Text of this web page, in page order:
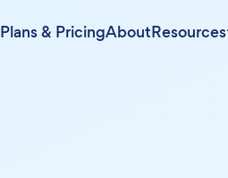
Plans & PricingAboutResources